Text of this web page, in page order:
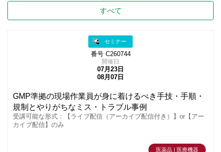
すべて
セミナー
番号 C260744
開催日
07月23日
08月07日
GMP準拠の現場作業員が身に着けるべき手技・手順・
規制とやりがちなミス・トラブル事例
受講可能な形式：【ライブ配信（アーカイブ配信付き）】or【アー
カイブ配信】のみ
医薬品 | 医療機器